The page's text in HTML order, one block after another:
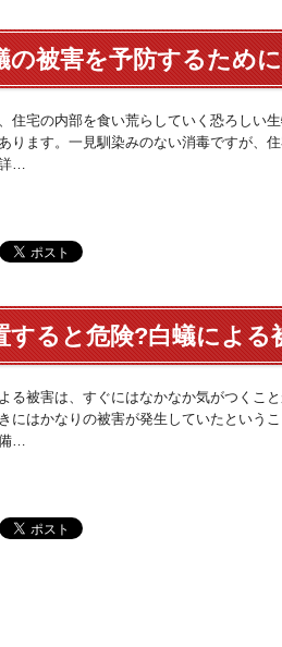
の被害を予防するため
!
住宅の内部を食い荒らしていく恐ろしい
ります。一見馴染みのない消毒ですが、
…
すると危険?白蟻による
る被害は、すぐにはなかなか気がつくこ
にはかなりの被害が発生していたという
…